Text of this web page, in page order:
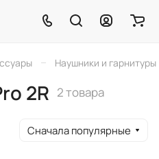
– Наушники и гарнитуры
2R 2 товара
Сначала популярные